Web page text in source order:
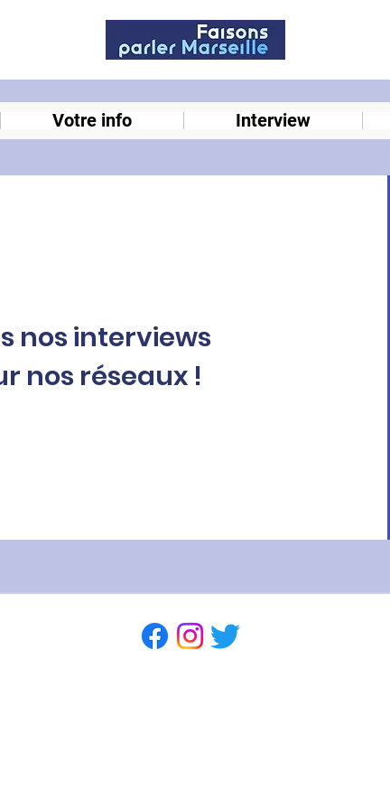
nos interviews
nos réseaux !
Votre info Interview